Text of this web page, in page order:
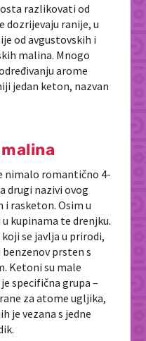
razlikovati od
dozrijevaju ranije, u
od avgustovskih i
malina. Mnogo
arome
jedan keton, nazvan
nimalo romantično 4-
drugi nazivi ovog
rasketon. Osim u
kupinama te drenjku.
se javlja u prirodi,
prsten s
Ketoni su male
specifična grupa –
za atome ugljika,
je vezana s jedne